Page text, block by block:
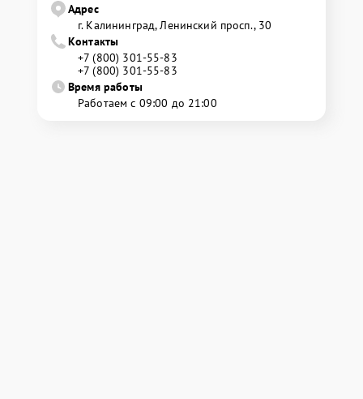
Адрес
г. Калининград, Ленинский просп., 30
Контакты
+7 (800) 301-55-83
+7 (800) 301-55-83
Время работы
Работаем с 09:00 до 21:00